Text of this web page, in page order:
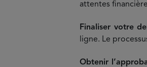
attentes
Finaliser votre
ligne. Le
Obtenir